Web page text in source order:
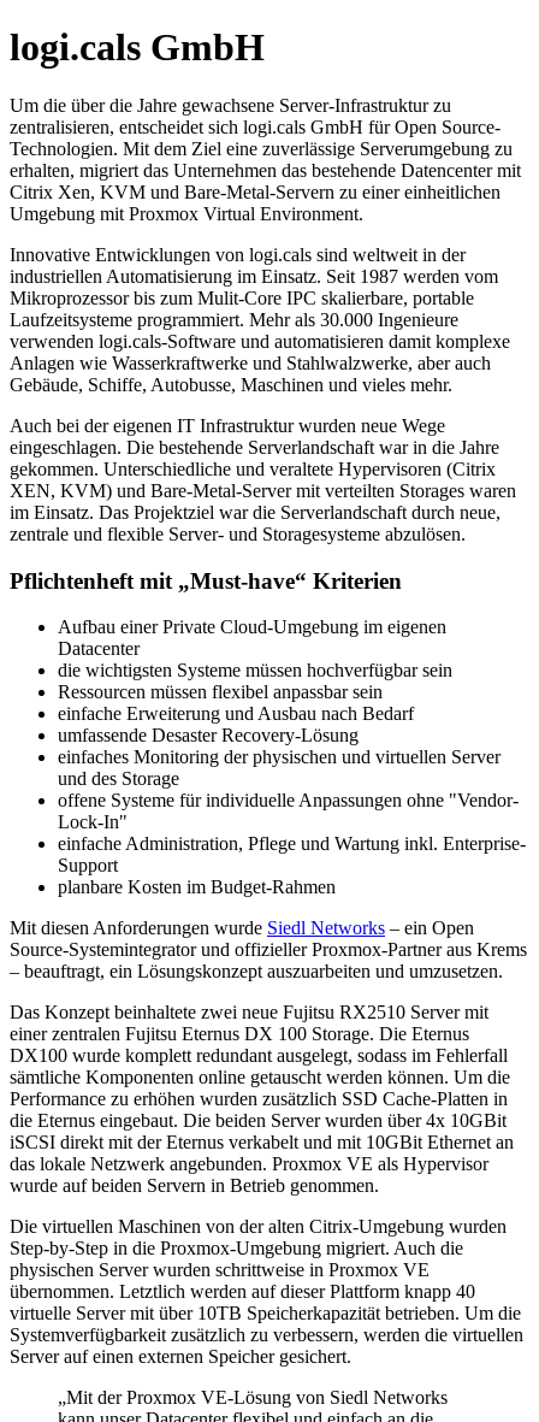
logi.cals GmbH
Um die über die Jahre gewachsene Server-Infrastruktur zu
zentralisieren, entscheidet sich logi.cals GmbH für Open Source-
Technologien. Mit dem Ziel eine zuverlässige Serverumgebung zu
erhalten, migriert das Unternehmen das bestehende Datencenter mit
Citrix Xen, KVM und Bare-Metal-Servern zu einer einheitlichen
Umgebung mit Proxmox Virtual Environment.
Innovative Entwicklungen von logi.cals sind weltweit in der
industriellen Automatisierung im Einsatz. Seit 1987 werden vom
Mikroprozessor bis zum Mulit-Core IPC skalierbare, portable
Laufzeitsysteme programmiert. Mehr als 30.000 Ingenieure
verwenden logi.cals-Software und automatisieren damit komplexe
Anlagen wie Wasserkraftwerke und Stahlwalzwerke, aber auch
Gebäude, Schiffe, Autobusse, Maschinen und vieles mehr.
Auch bei der eigenen IT Infrastruktur wurden neue Wege
eingeschlagen. Die bestehende Serverlandschaft war in die Jahre
gekommen. Unterschiedliche und veraltete Hypervisoren (Citrix
XEN, KVM) und Bare-Metal-Server mit verteilten Storages waren
im Einsatz. Das Projektziel war die Serverlandschaft durch neue,
zentrale und flexible Server- und Storagesysteme abzulösen.
Pflichtenheft mit „Must-have“ Kriterien
Aufbau einer Private Cloud-Umgebung im eigenen
Datacenter
die wichtigsten Systeme müssen hochverfügbar sein
Ressourcen müssen flexibel anpassbar sein
einfache Erweiterung und Ausbau nach Bedarf
umfassende Desaster Recovery-Lösung
einfaches Monitoring der physischen und virtuellen Server
und des Storage
offene Systeme für individuelle Anpassungen ohne "Vendor-
Lock-In"
einfache Administration, Pflege und Wartung inkl. Enterprise-
Support
planbare Kosten im Budget-Rahmen
Mit diesen Anforderungen wurde Siedl Networks – ein Open
Source-Systemintegrator und offizieller Proxmox-Partner aus Krems
– beauftragt, ein Lösungskonzept auszuarbeiten und umzusetzen.
Das Konzept beinhaltete zwei neue Fujitsu RX2510 Server mit
einer zentralen Fujitsu Eternus DX 100 Storage. Die Eternus
DX100 wurde komplett redundant ausgelegt, sodass im Fehlerfall
sämtliche Komponenten online getauscht werden können. Um die
Performance zu erhöhen wurden zusätzlich SSD Cache-Platten in
die Eternus eingebaut. Die beiden Server wurden über 4x 10GBit
iSCSI direkt mit der Eternus verkabelt und mit 10GBit Ethernet an
das lokale Netzwerk angebunden. Proxmox VE als Hypervisor
wurde auf beiden Servern in Betrieb genommen.
Die virtuellen Maschinen von der alten Citrix-Umgebung wurden
Step-by-Step in die Proxmox-Umgebung migriert. Auch die
physischen Server wurden schrittweise in Proxmox VE
übernommen. Letztlich werden auf dieser Plattform knapp 40
virtuelle Server mit über 10TB Speicherkapazität betrieben. Um die
Systemverfügbarkeit zusätzlich zu verbessern, werden die virtuellen
Server auf einen externen Speicher gesichert.
„Mit der Proxmox VE-Lösung von Siedl Networks